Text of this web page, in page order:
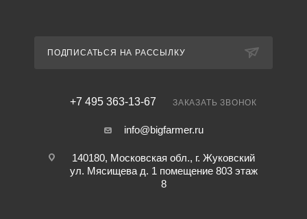
ПОДПИСАТЬСЯ НА РАССЫЛКУ
+7 495 363-13-67 ЗАКАЗАТЬ ЗВОНОК
info@bigfarmer.ru
140180, Московская обл., г. Жуковский
ул. Мясищева д. 1 помещение 803 этаж
8